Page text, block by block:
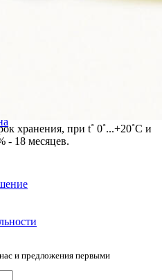
хранения, при t˚ 0˚...+20˚C и
- 18 месяцев.
и предложения первыми